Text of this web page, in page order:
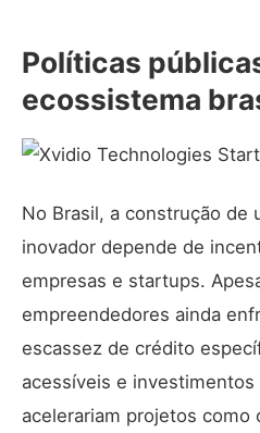
Políticas
ecossistema
No Brasil, a construção de
inovador depende de
empresas e startups.
empreendedores ainda
escassez de crédito
acessíveis e investimentos
acelerariam projetos como